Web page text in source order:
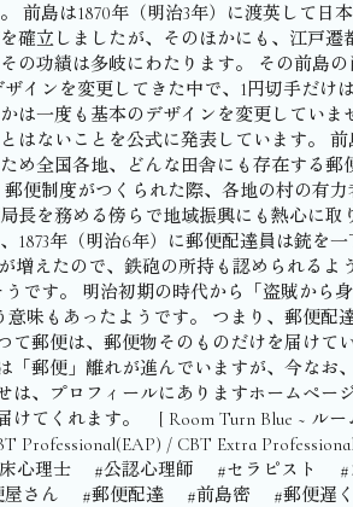
前島は1870年（明治3年）に渡英して日
確立しましたが、そのほかにも、江戸
の功績は多岐にわたります。 その前島
インを変更してきた中で、1円切手だけ
は一度も基本のデザインを変更していま
はないことを公式に発表しています。
め全国各地、どんな田舎にも存在する郵
便制度がつくられた際、各地の村の有
長を務める傍らで地域振興にも熱心に取
1873年（明治6年）に郵便配達員は銃を
増えたので、鉄砲の所持も認められるよ
です。 明治初期の時代から「盗賊から
味もあったようです。 つまり、郵便配
郵便は、郵便物そのものだけを届けて
郵便」離れが進んでいますが、今なお
、プロフィールにありますホームペー
てくれます。 ⁡ ⁡ ⁡ [ Room Turn Blue ~ ル
/ CBT Extra
心理士 #公認心理師 #セラピスト #
さん #郵便配達 #前島密 #郵便遅